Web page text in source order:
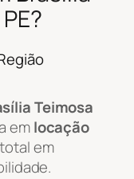
Teimosa
emlocação
em